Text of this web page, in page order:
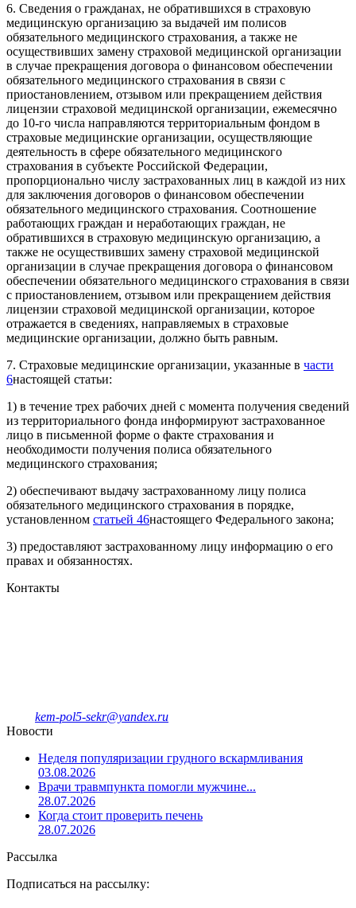
6. Сведения о гражданах, не обратившихся в страховую
медицинскую организацию за выдачей им полисов
обязательного медицинского страхования, а также не
осуществивших замену страховой медицинской организации
в случае прекращения договора о финансовом обеспечении
обязательного медицинского страхования в связи с
приостановлением, отзывом или прекращением действия
лицензии страховой медицинской организации, ежемесячно
до 10-го числа направляются территориальным фондом в
страховые медицинские организации, осуществляющие
деятельность в сфере обязательного медицинского
страхования в субъекте Российской Федерации,
пропорционально числу застрахованных лиц в каждой из них
для заключения договоров о финансовом обеспечении
обязательного медицинского страхования. Соотношение
работающих граждан и неработающих граждан, не
обратившихся в страховую медицинскую организацию, а
также не осуществивших замену страховой медицинской
организации в случае прекращения договора о финансовом
обеспечении обязательного медицинского страхования в связи
с приостановлением, отзывом или прекращением действия
лицензии страховой медицинской организации, которое
отражается в сведениях, направляемых в страховые
медицинские организации, должно быть равным.
7. Страховые медицинские организации, указанные в части
6настоящей статьи:
1) в течение трех рабочих дней с момента получения сведений
из территориального фонда информируют застрахованное
лицо в письменной форме о факте страхования и
необходимости получения полиса обязательного
медицинского страхования;
2) обеспечивают выдачу застрахованному лицу полиса
обязательного медицинского страхования в порядке,
установленном статьей 46настоящего Федерального закона;
3) предоставляют застрахованному лицу информацию о его
правах и обязанностях.
Контакты
kem-pol5-sekr@yandex.ru
Новости
Неделя популяризации грудного вскармливания
03.08.2026
Врачи травмпункта помогли мужчине...
28.07.2026
Когда стоит проверить печень
28.07.2026
Рассылка
Подписаться на рассылку: